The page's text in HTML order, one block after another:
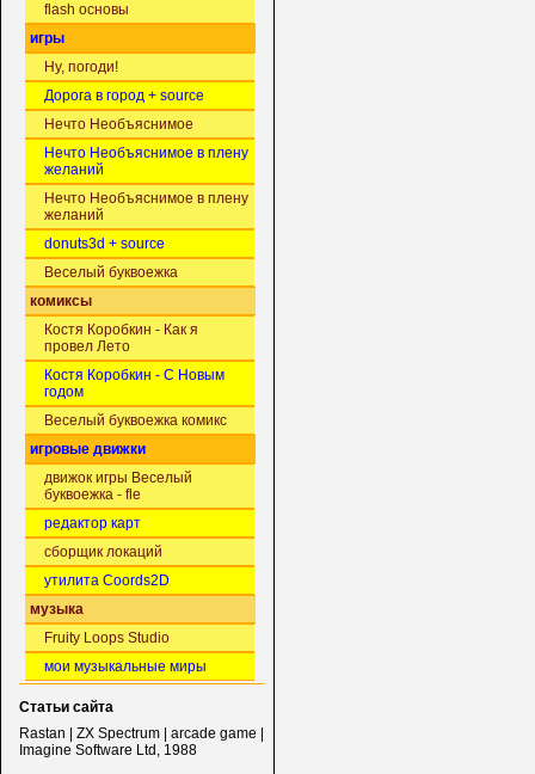
flash основы
игры
Ну, погоди!
Дорога в город + source
Нечто Необъяснимое
Нечто Необъяснимое в плену
желаний
Нечто Необъяснимое в плену
желаний
donuts3d + source
Веселый буквоежка
комиксы
Костя Коробкин - Как я
провел Лето
Костя Коробкин - С Новым
годом
Веселый буквоежка комикс
игровые движки
движок игры Веселый
буквоежка - fle
редактор карт
сборщик локаций
утилита Coords2D
музыка
Fruity Loops Studio
мои музыкальные миры
Статьи сайта
Rastan | ZX Spectrum | arcade game |
Imagine Software Ltd, 1988